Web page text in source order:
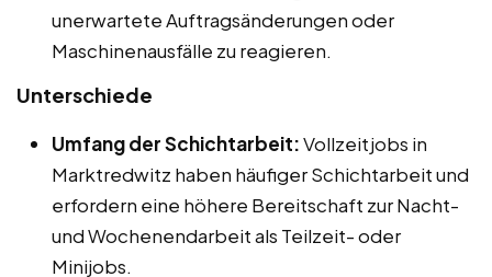
unerwartete Auftragsänderungen oder
Maschinenausfälle zu reagieren.
Unterschiede
Umfang der Schichtarbeit:Vollzeitjobs in
Marktredwitz haben häufiger Schichtarbeit und
erfordern eine höhere Bereitschaft zur Nacht-
und Wochenendarbeit als Teilzeit- oder
Minijobs.